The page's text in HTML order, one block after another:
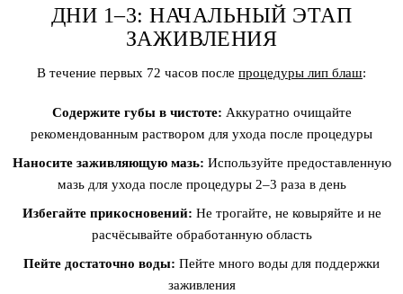
ДНИ 1–3: НАЧАЛЬНЫЙ ЭТАП
ЗАЖИВЛЕНИЯ
В течение первых 72 часов после процедуры лип блаш:
Содержите губы в чистоте: Аккуратно очищайте
рекомендованным раствором для ухода после процедуры
Наносите заживляющую мазь: Используйте предоставленную
мазь для ухода после процедуры 2–3 раза в день
Избегайте прикосновений: Не трогайте, не ковыряйте и не
расчёсывайте обработанную область
Пейте достаточно воды: Пейте много воды для поддержки
заживления